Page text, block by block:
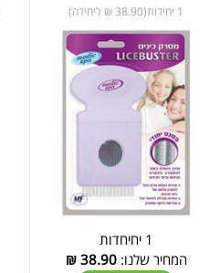
1 יחידות(38.90 ₪ ליחידה)
1 יחיחדות
המחיר שלנו:38.90
₪